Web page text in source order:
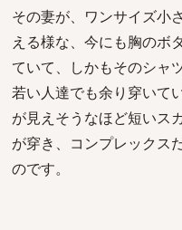
その妻が、ワンサイズ小
える様な、今にも胸のボ
ていて、しかもそのシャ
若い人達でも余り穿いて
が見えそうなほど短いス
が穿き、コンプレックス
のです。